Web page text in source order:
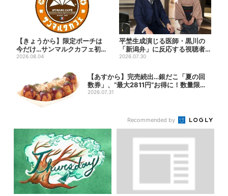
【きょうから】限定ポーチは
今だけ…サンマルクカフェ初の
「夏福袋」、実質無料でレア...
2026.08.04
平埜生成演じる医師・黒川の
「新潟弁」に反応する視聴者
続出「グッときた」
2026.07.30
【あすから】完売続出…銀だこ「夏の回
数券」、“最大2811円”お得に！数量限定
で
2026.07.31
Recommended by